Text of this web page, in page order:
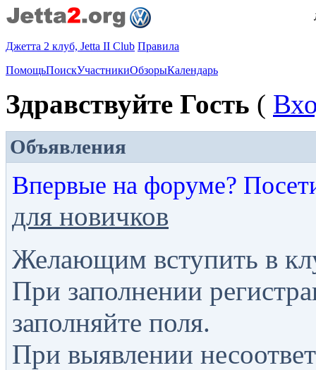
Джетта 2 клуб, Jetta II Club Правила
ПомощьПоискУчастникиОбзорыКалендарь
Здравствуйте Гость (
Объявления
Впервые на форуме?
для новичков
Желающим вступить в
При заполнении
заполняйте поля.
При выявлении